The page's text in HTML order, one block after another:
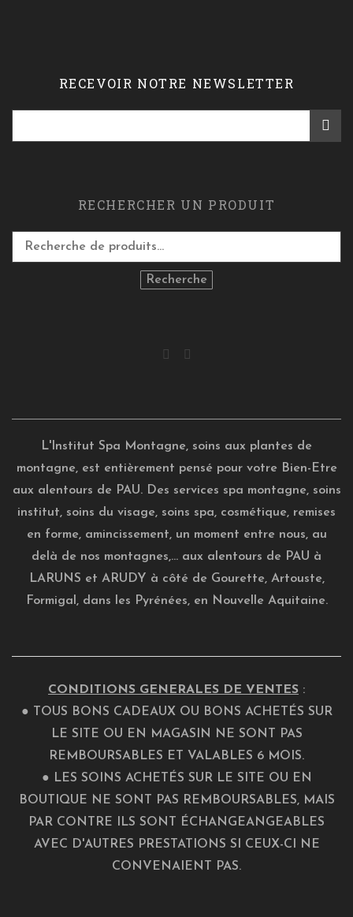
RECEVOIR NOTRE NEWSLETTER
RECHERCHER UN PRODUIT
Recherche
L'Institut Spa Montagne, soins aux plantes de
montagne, est entièrement pensé pour votre Bien-Etre
aux alentours de PAU. Des services spa montagne, soins
institut, soins du visage, soins spa, cosmétique, remises
en forme, amincissement, un moment entre nous, au
delà de nos montagnes,... aux alentours de PAU à
LARUNS et ARUDY à côté de Gourette, Artouste,
Formigal, dans les Pyrénées, en Nouvelle Aquitaine.
CONDITIONS GENERALES DE VENTES :
● TOUS BONS CADEAUX OU BONS ACHETÉS SUR
LE SITE OU EN MAGASIN NE SONT PAS
REMBOURSABLES ET VALABLES 6 MOIS.
● LES SOINS ACHETÉS SUR LE SITE OU EN
BOUTIQUE NE SONT PAS REMBOURSABLES, MAIS
PAR CONTRE ILS SONT ÉCHANGEANGEABLES
AVEC D'AUTRES PRESTATIONS SI CEUX-CI NE
CONVENAIENT PAS.